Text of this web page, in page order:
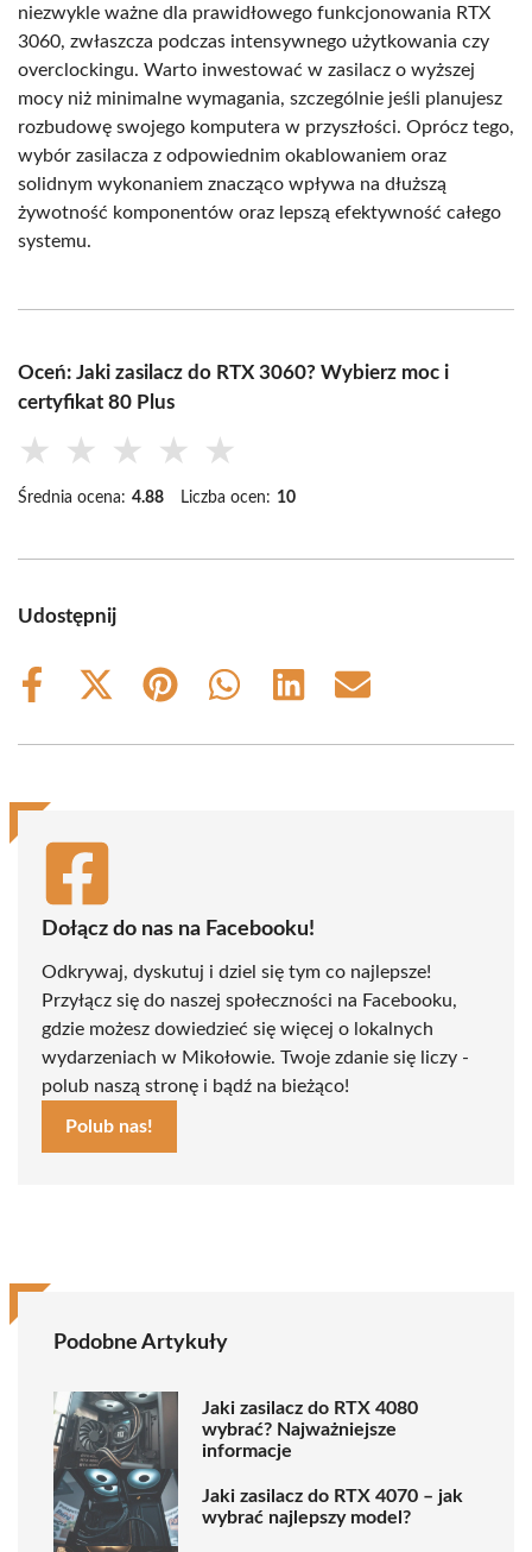
niezwykle ważne dla prawidłowego funkcjonowania RTX
3060, zwłaszcza podczas intensywnego użytkowania czy
overclockingu. Warto inwestować w zasilacz o wyższej
mocy niż minimalne wymagania, szczególnie jeśli planujesz
rozbudowę swojego komputera w przyszłości. Oprócz tego,
wybór zasilacza z odpowiednim okablowaniem oraz
solidnym wykonaniem znacząco wpływa na dłuższą
żywotność komponentów oraz lepszą efektywność całego
systemu.
Oceń: Jaki zasilacz do RTX 3060? Wybierz moc i
certyfikat 80 Plus
★ ★ ★ ★ ★
Średnia ocena: 4.88 Liczba ocen: 10
Udostępnij
Share
Share
(Twitter)
Share
Share
Share
Share
Dołącz do nas na Facebooku!
Odkrywaj, dyskutuj i dziel się tym co najlepsze!
Przyłącz się do naszej społeczności na Facebooku,
gdzie możesz dowiedzieć się więcej o lokalnych
wydarzeniach w Mikołowie. Twoje zdanie się liczy -
polub naszą stronę i bądź na bieżąco!
Polub nas!
Podobne Artykuły
Jaki zasilacz do RTX 4080
wybrać? Najważniejsze
informacje
Jaki zasilacz do RTX 4070 – jak
wybrać najlepszy model?